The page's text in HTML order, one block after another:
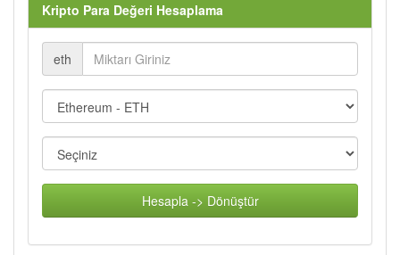
Kripto Para Değeri Hesaplama
eth
Hesapla -> Dönüştür